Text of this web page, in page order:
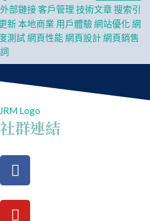
外部鏈接客戶管理 技術文章搜索引
新本地商業 用戶體驗網站優化網
測試網頁性能 網頁設計網頁銷售
群連結